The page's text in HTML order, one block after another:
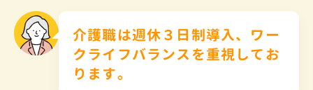
介護職は週休３日制導入、ワー
クライフバランスを重視してお
ります。